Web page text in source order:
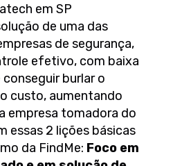
em SP
de uma das
de segurança,
efetivo, com baixa
burlar o
custo, aumentando
empresa tomadora do
essas 2 lições básicas
da FindMe: Foco em